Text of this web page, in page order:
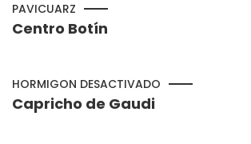
PAVICUARZ
Centro Botín
HORMIGON DESACTIVADO
Capricho de Gaudi